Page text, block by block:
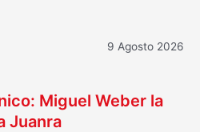
9 Agosto 2026
Miguel Weber la
Juanra